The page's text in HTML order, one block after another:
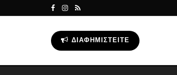
ΔΙΑΦΗΜΙΣΤΕΊΤΕ